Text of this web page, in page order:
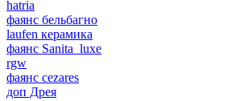
hatria
фаянс бельбагно
laufen керамика
фаянс Sanita_luxe
rgw
фаянс cezares
доп Дрея